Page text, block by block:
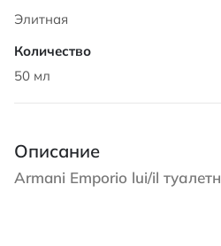
Элитная
50 мл
Описание
Armani Emporio lui/il